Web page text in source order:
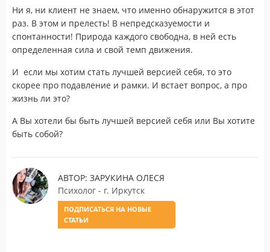
Ни я, ни клиент не знаем, что именно обнаружится в этот
раз. В этом и прелесть! В непредсказуемости и
спонтанности! Природа каждого свободна, в ней есть
определенная сила и свой темп движения.
И если мы хотим стать лучшей версией себя, то это
скорее про подавление и рамки. И встает вопрос, а про
жизнь ли это?
А Вы хотели бы быть лучшей версией себя или Вы хотите
быть собой?
АВТОР: ЗАРУКИНА ОЛЕСЯ
Психолог - г. Иркутск
ПОДПИСАТЬСЯ НА НОВЫЕ
СТАТЬИ